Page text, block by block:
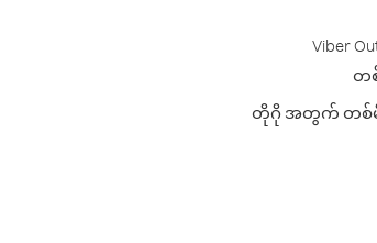
Viber
တ
တိုဂို အတွက် တစ်မိန